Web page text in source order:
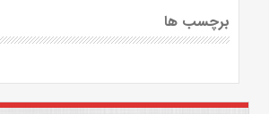
برچسب ها